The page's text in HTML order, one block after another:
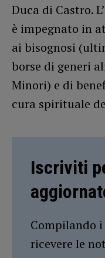
Duca di Castro.
è impegnato in
ai bisognosi
borse di generi
Minori) e di
cura spirituale
Iscriviti
Compilando
ricevere le